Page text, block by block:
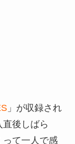
」が収録され
後しばら
って一人で感